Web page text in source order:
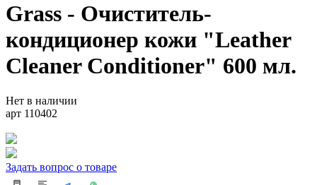
Grass - Очиститель-
кондиционер кожи "Leather
Cleaner Conditioner" 600 мл.
Нет в наличии
арт 110402
Задать вопрос о товаре